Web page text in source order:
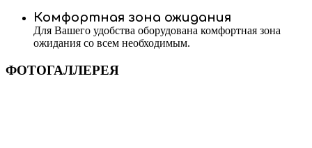
Комфортная зона ожидания
Для Вашего удобства оборудована комфортная зона
ожидания со всем необходимым.
ФОТОГАЛЛЕРЕЯ